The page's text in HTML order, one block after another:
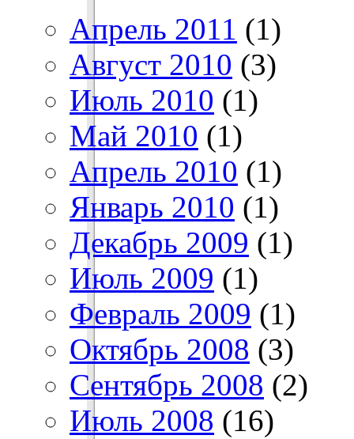
Апрель 2011 (1)
Август 2010 (3)
Июль 2010 (1)
Май 2010 (1)
Апрель 2010 (1)
Январь 2010 (1)
Декабрь 2009 (1)
Июль 2009 (1)
Февраль 2009 (1)
Октябрь 2008 (3)
Сентябрь 2008 (2)
Июль 2008 (16)